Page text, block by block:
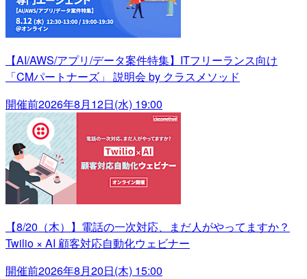
【AI/AWS/アプリ/データ案件特集】ITフリーランス向け
「CMパートナーズ」 説明会 by クラスメソッド
開催前2026年8月12日(水) 19:00
【8/20（木）】電話の一次対応、まだ人がやってますか？
Twilio × AI 顧客対応自動化ウェビナー
開催前2026年8月20日(木) 15:00